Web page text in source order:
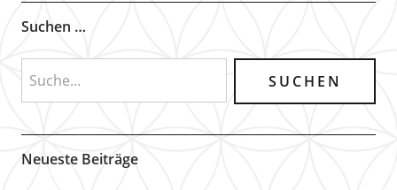
Suchen …
Neueste Beiträge